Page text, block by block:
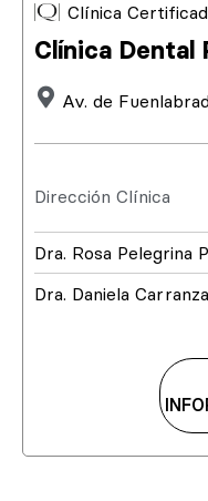
Clínica
Clínica Dental
Av. de
Dirección Clínica
Dra. Rosa Pelegrina
Dra. Daniela